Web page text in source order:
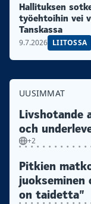
Hallituksen
työehtoihin vei
Tanskassa
9.7.2026 LIITOSSA
UUSIMMAT
Livshotande
och
+2
Pitkien
on taidetta”